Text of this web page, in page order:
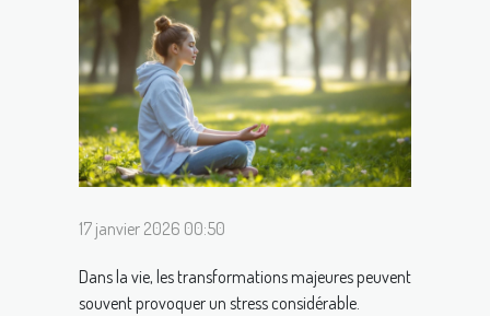
17 janvier 2026 00:50
Dans la vie, les transformations majeures peuvent
souvent provoquer un stress considérable.